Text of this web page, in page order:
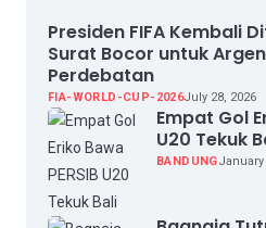
Presiden FIFA Kembali
Surat Bocor untuk
Perdebatan
FIA-WORLD-CUP-2026July 28, 2026
Empat Gol
U20 Tekuk
BANDUNGJanuary